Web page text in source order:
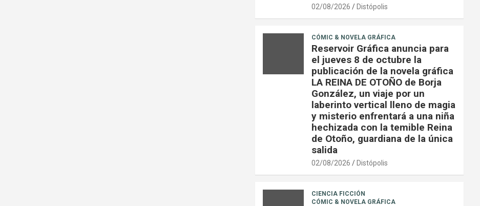
02/08/2026 Distópolis
CÓMIC & NOVELA GRÁFICA
Reservoir Gráfica anuncia para
el jueves 8 de octubre la
publicación de la novela gráfica
LA REINA DE OTOÑO de Borja
González, un viaje por un
laberinto vertical lleno de magia
y misterio enfrentará a una niña
hechizada con la temible Reina
de Otoño, guardiana de la única
salida
02/08/2026 Distópolis
CIENCIA FICCIÓN
CÓMIC & NOVELA GRÁFICA